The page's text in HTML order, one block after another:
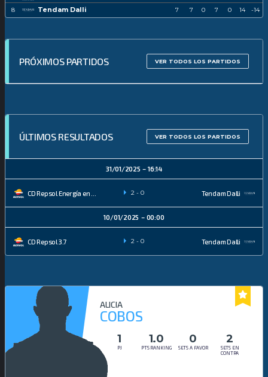
8
Tendam Dalli 7 7 0 7 0 14 -14
PRÓXIMOS PARTIDOS VER TODOS LOS PARTIDOS
ÚLTIMOS RESULTADOS VER TODOS LOS PARTIDOS
31/01/2025 16:14
Tendam Dalli
2 - 0
10/01/2025 00:00
CD Repsol 3.7 Tendam Dalli
2 - 0
ALICIA
COBOS
1
PJ
1.0
PTS RANKING
0
SETS A FAVOR
2
SETS EN
CONTRA